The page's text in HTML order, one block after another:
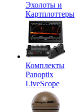
Эхолоты и
Картплоттеры
Комплекты
Panoptix
LiveScope